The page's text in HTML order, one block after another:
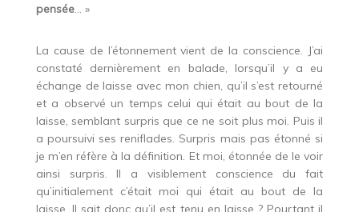
pensée… »
La cause de l’étonnement vient de la conscience. J’ai
constaté dernièrement en balade, lorsqu’il y a eu
échange de laisse avec mon chien, qu’il s’est retourné
et a observé un temps celui qui était au bout de la
laisse, semblant surpris que ce ne soit plus moi. Puis il
a poursuivi ses reniflades. Surpris mais pas étonné si
je m’en réfère à la définition. Et moi, étonnée de le voir
ainsi surpris. Il a visiblement conscience du fait
qu’initialement c’était moi qui était au bout de la
laisse. Il sait donc qu’il est tenu en laisse ? Pourtant il